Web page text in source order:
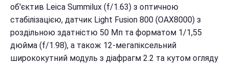
об'єктив Leica Summilux (f/1.63) з оптичною
стабілізацією, датчик Light Fusion 800 (OAX8000) з
роздільною здатністю 50 Мп та форматом 1/1,55
дюйма (f/1.98), а також 12-мегапіксельний
ширококутний модуль з діафрагм 2.2 та кутом огляду